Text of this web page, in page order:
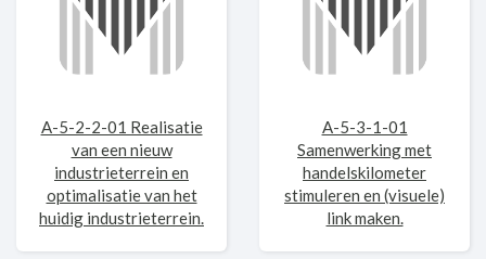
A-5-2-2-01 Realisatie
van een nieuw
industrieterrein en
optimalisatie van het
huidig industrieterrein.
A-5-3-1-01
Samenwerking met
handelskilometer
stimuleren en (visuele)
link maken.